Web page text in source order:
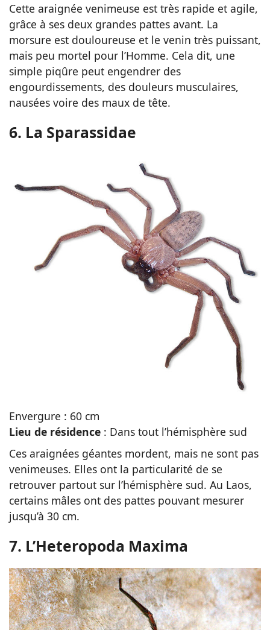
Cette araignée venimeuse est très rapide et agile,
grâce à ses deux grandes pattes avant. La
morsure est douloureuse et le venin très puissant,
mais peu mortel pour l’Homme. Cela dit, une
simple piqûre peut engendrer des
engourdissements, des douleurs musculaires,
nausées voire des maux de tête.
6. La Sparassidae
Envergure : 60 cm
Lieu de résidence : Dans tout l’hémisphère sud
Ces araignées géantes mordent, mais ne sont pas
venimeuses. Elles ont la particularité de se
retrouver partout sur l’hémisphère sud. Au Laos,
certains mâles ont des pattes pouvant mesurer
jusqu’à 30 cm.
7. L’Heteropoda Maxima